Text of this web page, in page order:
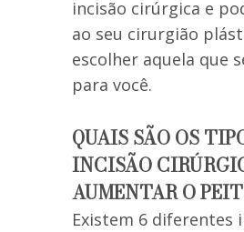
incisão cirúrgica e
ao seu cirurgião
escolher aquela que
para você.
QUAIS SÃO OS
INCISÃO
AUMENTAR O
Existem 6 diferentes